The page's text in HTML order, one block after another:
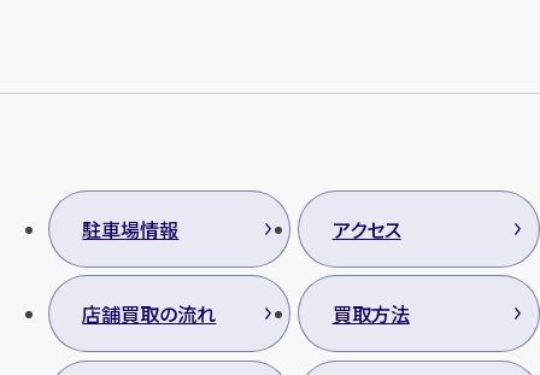
カンタン無料
駐車場情報 アクセス
店舗買取の流れ 買取方法